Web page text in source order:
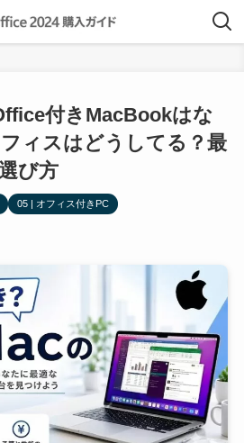
付きMacBookはな
ィスはどうしてる？最
び方
05 | オフィス付きPC